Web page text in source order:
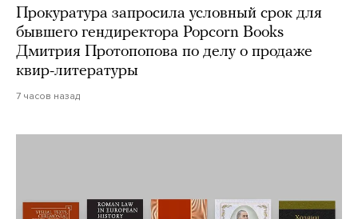
Прокуратура запросила условный срок для
бывшего гендиректора Popcorn Books
Дмитрия Протопопова по делу о продаже
квир-литературы
7 часов назад